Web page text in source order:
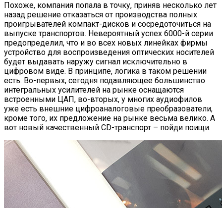
Похоже, компания попала в точку, приняв несколько лет
назад решение отказаться от производства полных
проигрывателей компакт-дисков и сосредоточиться на
выпуске транспортов. Невероятный успех 6000-й серии
предопределил, что и во всех новых линейках фирмы
устройство для воспроизведения оптических носителей
будет выдавать наружу сигнал исключительно в
цифровом виде. В принципе, логика в таком решении
есть. Во-первых, сегодня подавляющее большинство
интегральных усилителей на рынке оснащаются
встроенными ЦАП, во-вторых, у многих аудиофилов
уже есть внешние цифроаналоговые преобразователи,
кроме того, их предложение на рынке весьма велико. А
вот новый качественный CD-транспорт – пойди поищи.